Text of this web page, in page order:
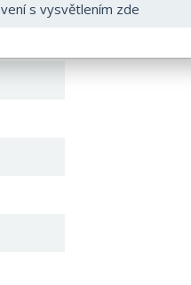
s vysvětlením zde